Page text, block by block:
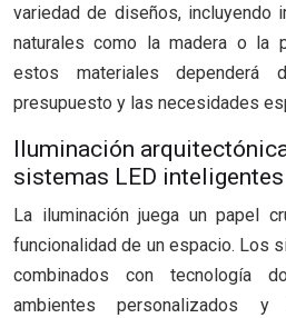
variedad de diseños, incluyendo
naturales como la madera o la
estos materiales
presupuesto y las necesidades
Iluminación
sistemas LED inteligentes
La iluminación juega un papel
funcionalidad de un espacio. Los
combinados con tecnología
ambientes personalizados